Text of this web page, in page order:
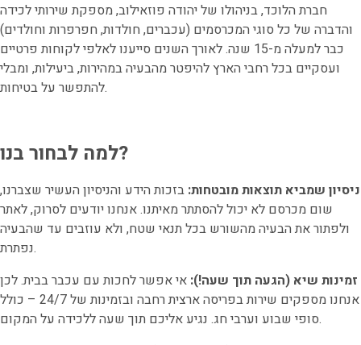
חברת הלוכד, בניהולו של יהודה פוזאילוב, מספקת שירותי לכידה
והדברה של כל סוגי המכרסמים (עכברים, חולדות, חפרפרות וחולדים)
כבר למעלה מ-15 שנה. לאורך השנים סייענו לאלפי לקוחות פרטיים
ועסקיים בכל רחבי הארץ להיפטר מהבעיה במהירות, ביעילות, ומבלי
להתפשר על בטיחות.
למה לבחור בנו?
ניסיון שמביא תוצאות מובטחות: בזכות הידע והניסיון העשיר שצברנו,
שום מכרסם לא יכול להסתתר מאיתנו. אנחנו יודעים לסרוק, לאתר
ולפתור את הבעיה מהשורש בכל תנאי שטח, ולא עוזבים עד שהבעיה
נפתרת.
זמינות שיא (הגעה תוך שעה!): אי אפשר לחכות עם עכבר בבית. לכן
אנחנו מספקים שירות בפריסה ארצית רחבה ובזמינות של 24/7 – כולל
סופי שבוע וערבי חג. נגיע אליכם תוך שעה ללכידה על המקום.